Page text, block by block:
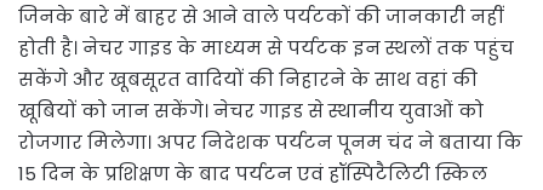
जिनके बारे में बाहर से आने वाले पर्यटकों की जानकारी नहीं
होती है। नेचर गाइड के माध्यम से पर्यटक इन स्थलों तक पहुंच
सकेंगे और खूबसूरत वादियों की निहारने के साथ वहां की
खूबियों को जान सकेंगे। नेचर गाइड से स्थानीय युवाओं को
रोजगार मिलेगा। अपर निदेशक पर्यटन पूनम चंद ने बताया कि
15 दिन के प्रशिक्षण के बाद पर्यटन एवं हॉस्पिटैलिटी स्किल